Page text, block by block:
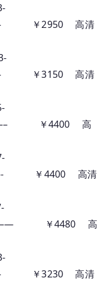
￥2950 高清
￥3150 高清
￥4400 高
￥4400 高清
域——— ￥4480 高
￥3230 高清